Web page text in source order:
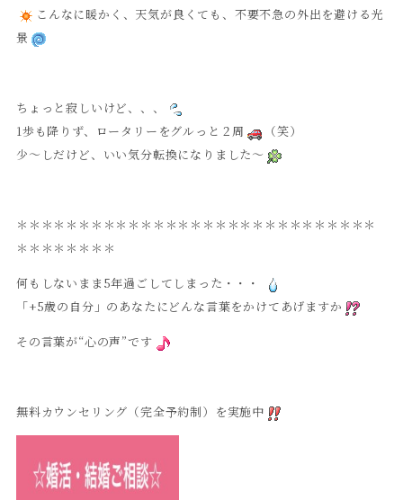
こんなに暖かく、天気が良くても、不要不急の外出を避ける光
景
ちょっと寂しいけど、、、
1歩も降りず、ロータリーをグルっと２周
（笑）
少～しだけど、いい気分転換になりました～
＊＊＊＊＊＊＊＊＊＊＊＊＊＊＊＊＊＊＊＊＊＊＊＊＊＊＊＊＊
＊＊＊＊＊＊＊＊
何もしないまま5年過ごしてしまった・・・
「+5歳の自分」のあなたにどんな言葉をかけてあげますか
その言葉が“心の声”です
無料カウンセリング（完全予約制）を実施中